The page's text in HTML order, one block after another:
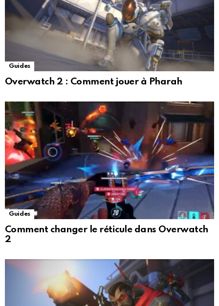
Guides
Overwatch 2 : Comment jouer à Pharah
Guides
Comment changer le réticule dans Overwatch
2